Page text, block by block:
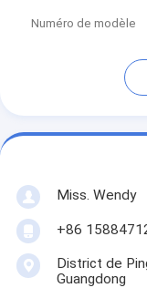
Numéro de modèle
Miss. Wendy
+86
District de
Guangdong